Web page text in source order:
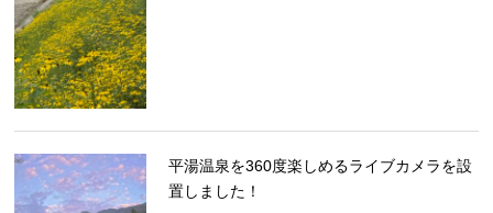
平湯温泉を360度楽しめるライブカメラを設
置しました！